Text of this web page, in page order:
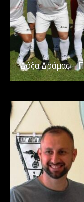
Δόξα Δράμας –